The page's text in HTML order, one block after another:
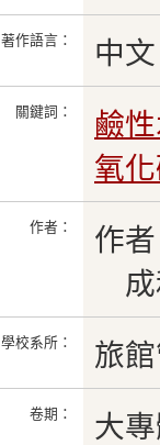
著作語言： 中文
關鍵詞：
鹼
氧
作者：
作
成
學校系所： 旅
卷期： 大